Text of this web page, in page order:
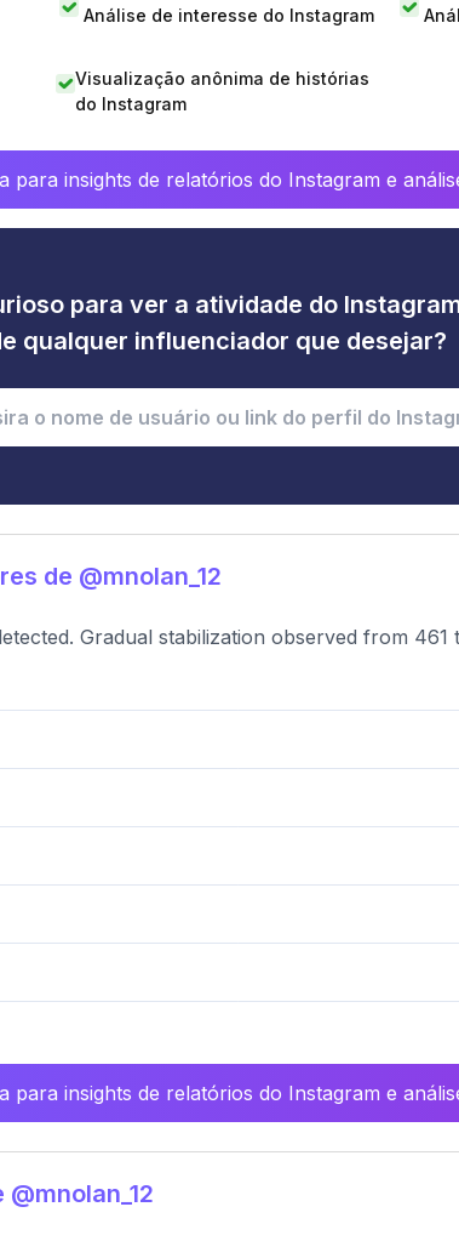
Análise de interesse do Instagram
Visualização anônima de histórias
do Instagram
para insights de relatórios do Instagram e
para ver a atividade do
qualquer influenciador que desejar?
de @mnolan_12
Gradual stabilization observed from
para insights de relatórios do Instagram e